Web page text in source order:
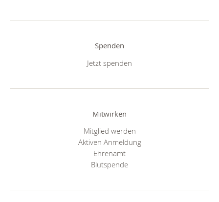
Spenden
Jetzt spenden
Mitwirken
Mitglied werden
Aktiven Anmeldung
Ehrenamt
Blutspende